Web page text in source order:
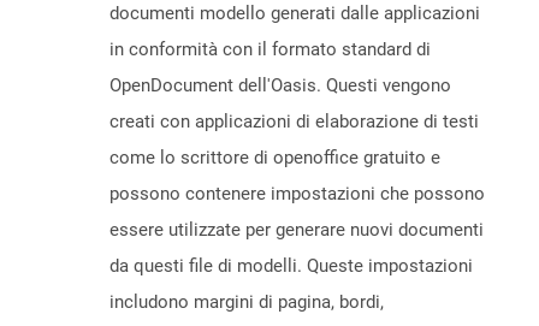
documenti modello generati dalle applicazioni
in conformità con il formato standard di
OpenDocument dell'Oasis. Questi vengono
creati con applicazioni di elaborazione di testi
come lo scrittore di openoffice gratuito e
possono contenere impostazioni che possono
essere utilizzate per generare nuovi documenti
da questi file di modelli. Queste impostazioni
includono margini di pagina, bordi,